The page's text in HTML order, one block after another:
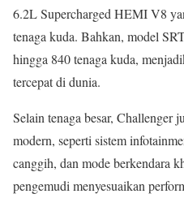
6.2L Supercharged HEMI V8
tenaga kuda. Bahkan, model
hingga 840 tenaga kuda,
tercepat di dunia.
Selain tenaga besar, Challenger
modern, seperti sistem
canggih, dan mode berkendara
pengemudi menyesuaikan